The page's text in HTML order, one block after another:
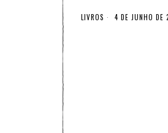
LIVROS 4 DE JUNHO DE